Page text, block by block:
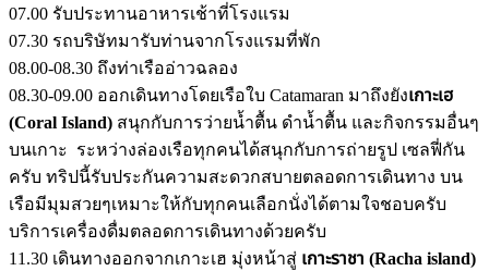
07.00 รับประทานอาหารเช้าที่โรงแรม
07.30 รถบริษัทมารับท่านจากโรงแรมที่พัก
08.00-08.30 ถึงท่าเรืออ่าวฉลอง
08.30-09.00 ออกเดินทางโดยเรือใบ Catamaran มาถึงยังเกาะเฮ
(Coral Island) สนุกกับการว่ายน้ำตื้น ดำน้ำตื้น และกิจกรรมอื่นๆ
บนเกาะ ระหว่างล่องเรือทุกคนได้สนุกกับการถ่ายรูป เซลฟี่กัน
ครับ ทริปนี้รับประกันความสะดวกสบายตลอดการเดินทาง บน
เรือมีมุมสวยๆเหมาะให้กับทุกคนเลือกนั่งได้ตามใจชอบครับ
บริการเครื่องดื่มตลอดการเดินทางด้วยครับ
11.30 เดินทางออกจากเกาะเฮ มุ่งหน้าสู่ เกาะราชา (Racha island)